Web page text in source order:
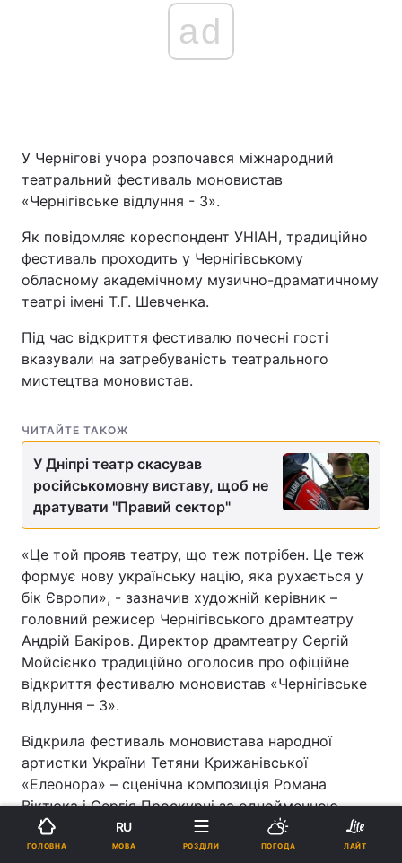
ad
У Чернігові учора розпочався міжнародний
театральний фестиваль моновистав
«Чернігівське відлуння - 3».
Як повідомляє кореспондент УНІАН, традиційно
фестиваль проходить у Чернігівському
обласному академічному музично-драматичному
театрі імені Т.Г. Шевченка.
Під час відкриття фестивалю почесні гості
вказували на затребуваність театрального
мистецтва моновистав.
ЧИТАЙТЕ ТАКОЖ
У Дніпрі театр скасував
російськомовну виставу, щоб не
дратувати "Правий сектор"
«Це той прояв театру, що теж потрібен. Це теж
формує нову українську націю, яка рухається у
бік Європи», - зазначив художній керівник –
головний режисер Чернігівського драмтеатру
Андрій Бакіров. Директор драмтеатру Сергій
Мойсієнко традиційно оголосив про офіційне
відкриття фестивалю моновистав «Чернігівське
відлуння – 3».
Відкрила фестиваль моновистава народної
артистки України Тетяни Крижанівської
«Елеонора» – сценічна композиція Романа
Віктюка і Сергія Проскурні за однойменною
п’єсою Ґіґо Де К‘яра (Черкаський музично-
драматичний театр імені Шевченка). Також
ГОЛОВНА
RU
МОВА РОЗДІЛИ ПОГОДА ЛАЙТ